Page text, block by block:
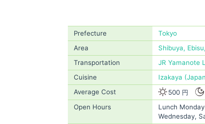
Prefecture
Tokyo
Area
Shibuya,
Transportation
JR Yamanote
Cuisine
Izakaya
Average Cost
500 円
Open Hours
Lunch
Wednesday,